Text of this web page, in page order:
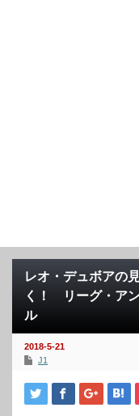
レオ・デュボアの
く！ リーグ・ア
ル
2018-5-21
J1